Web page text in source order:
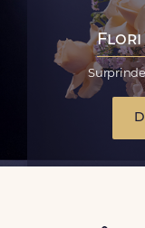
Flori